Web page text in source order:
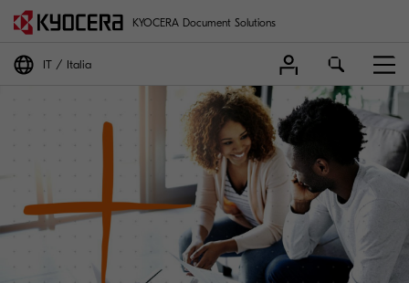
KYOCERA Document Solutions
IT Italia